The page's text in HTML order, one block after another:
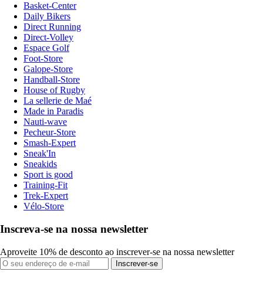
Basket-Center
Daily Bikers
Direct Running
Direct-Volley
Espace Golf
Foot-Store
Galope-Store
Handball-Store
House of Rugby
La sellerie de Maé
Made in Paradis
Nauti-wave
Pecheur-Store
Smash-Expert
Sneak'In
Sneakids
Sport is good
Training-Fit
Trek-Expert
Vélo-Store
Inscreva-se na nossa newsletter
Aproveite 10% de desconto ao inscrever-se na nossa newsletter
Inscrever-se